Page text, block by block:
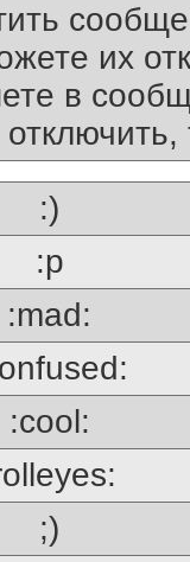
их
в
:)
:p
:mad:
:cool:
;)